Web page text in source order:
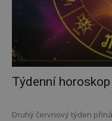
Týdenní
Druhý červnový týden